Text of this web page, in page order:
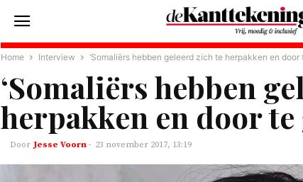
Home Interview ‘Somaliërs hebben geleerd zich te herpakken en door
‘Somaliërs hebben
herpakken en door te
Jesse Voorn - 23 november 2017, 13:19